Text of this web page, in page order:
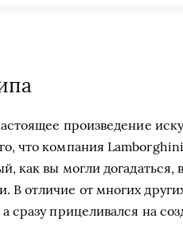
произведение
что компания
как вы могли догадаться,
В отличие от многих
сразу прицеливался на